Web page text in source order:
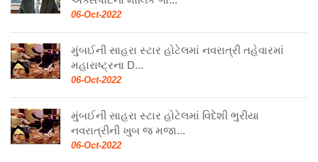
06-Oct-2022
મુંબઈની સાહરા સ્ટાર હોટેલમાં નવરાત્રી તહેવારમાં
મહારાષ્ટ્રના D...
06-Oct-2022
મુંબઈની સાહરા સ્ટાર હોટેલમાં વિદેશી ભુરીયા
નવરાત્રીની ખુબ જ મજા...
06-Oct-2022